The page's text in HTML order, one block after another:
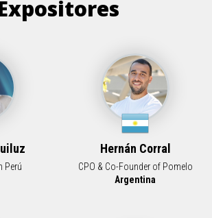
Perú
Hernán Corral
CPO & Co-Founder of Pomelo
Argentina